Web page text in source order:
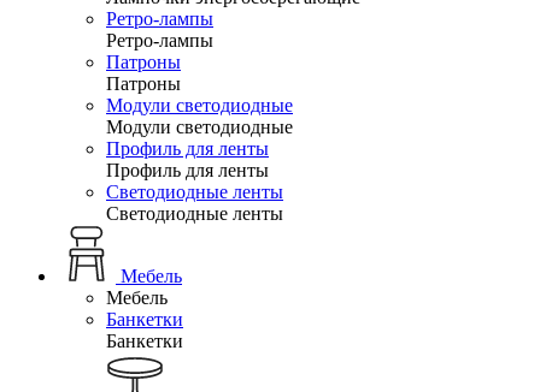
Ретро-лампы
Ретро-лампы
Патроны
Патроны
Модули светодиодные
Модули светодиодные
Профиль для ленты
Профиль для ленты
Светодиодные ленты
Светодиодные ленты
Мебель
Мебель
Банкетки
Банкетки